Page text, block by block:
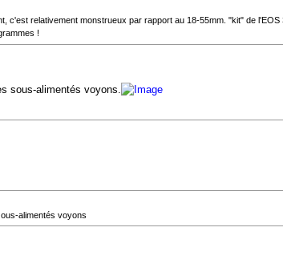
c'est relativement monstrueux par rapport au 18-55mm. "kit" de
!
sous-alimentés voyons.
alimentés voyons